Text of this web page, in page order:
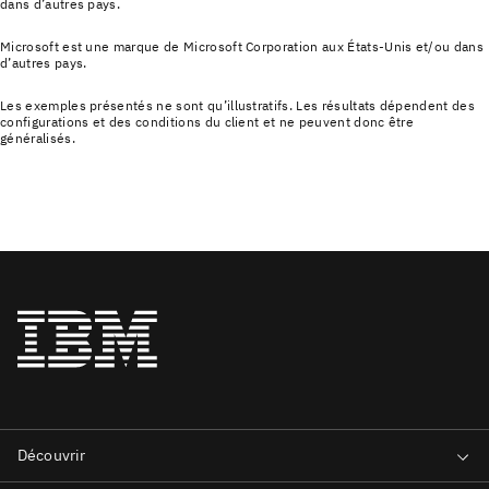
dans d’autres pays.
Microsoft est une marque de Microsoft Corporation aux États-Unis et/ou dans
d’autres pays.
Les exemples présentés ne sont qu’illustratifs. Les résultats dépendent des
configurations et des conditions du client et ne peuvent donc être
généralisés.